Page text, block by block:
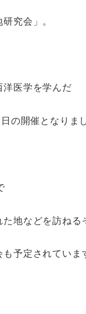
究会」。
医学を学んだ
の開催となりま
地などを訪ねる
予定されていま